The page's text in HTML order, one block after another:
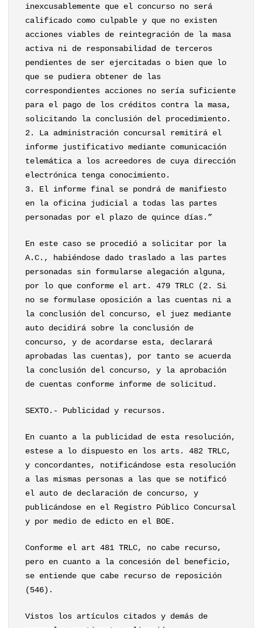
inexcusablemente que el concurso no será
calificado como culpable y que no existen
acciones viables de reintegración de la masa
activa ni de responsabilidad de terceros
pendientes de ser ejercitadas o bien que lo
que se pudiera obtener de las
correspondientes acciones no sería suficiente
para el pago de los créditos contra la masa,
solicitando la conclusión del procedimiento.
2. La administración concursal remitirá el
informe justificativo mediante comunicación
telemática a los acreedores de cuya dirección
electrónica tenga conocimiento.
3. El informe final se pondrá de manifiesto
en la oficina judicial a todas las partes
personadas por el plazo de quince días.”
En este caso se procedió a solicitar por la
A.C., habiéndose dado traslado a las partes
personadas sin formularse alegación alguna,
por lo que conforme el art. 479 TRLC (2. Si
no se formulase oposición a las cuentas ni a
la conclusión del concurso, el juez mediante
auto decidirá sobre la conclusión de
concurso, y de acordarse esta, declarará
aprobadas las cuentas), por tanto se acuerda
la conclusión del concurso, y la aprobación
de cuentas conforme informe de solicitud.
SEXTO.- Publicidad y recursos.
En cuanto a la publicidad de esta resolución,
estese a lo dispuesto en los arts. 482 TRLC,
y concordantes, notificándose esta resolución
a las mismas personas a las que se notificó
el auto de declaración de concurso, y
publicándose en el Registro Público Concursal
y por medio de edicto en el BOE.
Conforme el art 481 TRLC, no cabe recurso,
pero en cuanto a la concesión del beneficio,
se entiende que cabe recurso de reposición
(546).
Vistos los artículos citados y demás de